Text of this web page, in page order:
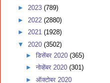
► 2023 (789)
► 2022 (2880)
► 2021 (1928)
▼ 2020 (3502)
► डिसेंबर 2020 (365)
► नोव्हेंबर 2020 (301)
► ऑक्टोबर 2020